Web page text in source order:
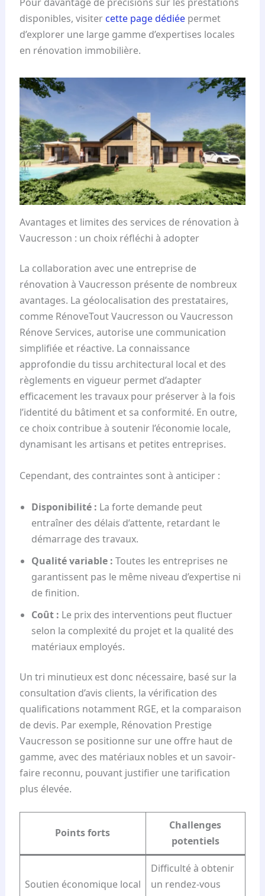
disponibles, visiter cette page dédiéepermet
d’explorer une large gamme d’expertises locales
en rénovation immobilière.
Avantages et limites des services de rénovation à
Vaucresson : un choix réfléchi à adopter
La collaboration avec une entreprise de
rénovation à Vaucresson présente de nombreux
avantages. La géolocalisation des prestataires,
comme RénoveTout Vaucresson ou Vaucresson
Rénove Services, autorise une communication
simplifiée et réactive. La connaissance
approfondie du tissu architectural local et des
règlements en vigueur permet d’adapter
efficacement les travaux pour préserver à la fois
l’identité du bâtiment et sa conformité. En outre,
ce choix contribue à soutenir l’économie locale,
dynamisant les artisans et petites entreprises.
Cependant, des contraintes sont à anticiper :
Disponibilité : La forte demande peut
entraîner des délais d’attente, retardant le
démarrage des travaux.
Qualité variable : Toutes les entreprises ne
garantissent pas le même niveau d’expertise ni
de finition.
Coût : Le prix des interventions peut fluctuer
selon la complexité du projet et la qualité des
matériaux employés.
Un tri minutieux est donc nécessaire, basé sur la
consultation d’avis clients, la vérification des
qualifications notamment RGE, et la comparaison
de devis. Par exemple, Rénovation Prestige
Vaucresson se positionne sur une offre haut de
gamme, avec des matériaux nobles et un savoir-
faire reconnu, pouvant justifier une tarification
plus élevée.
Points forts
Challenges
potentiels
Soutien économique local
Difficulté à obtenir
un rendez-vous